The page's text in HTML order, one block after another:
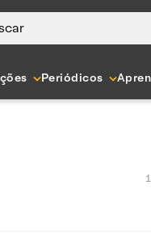
Periódicos